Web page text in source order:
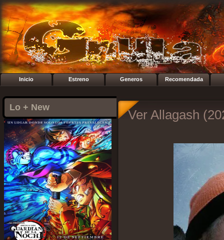
Inicio Estreno Generos Recomendada
Lo + New Ver Allagash